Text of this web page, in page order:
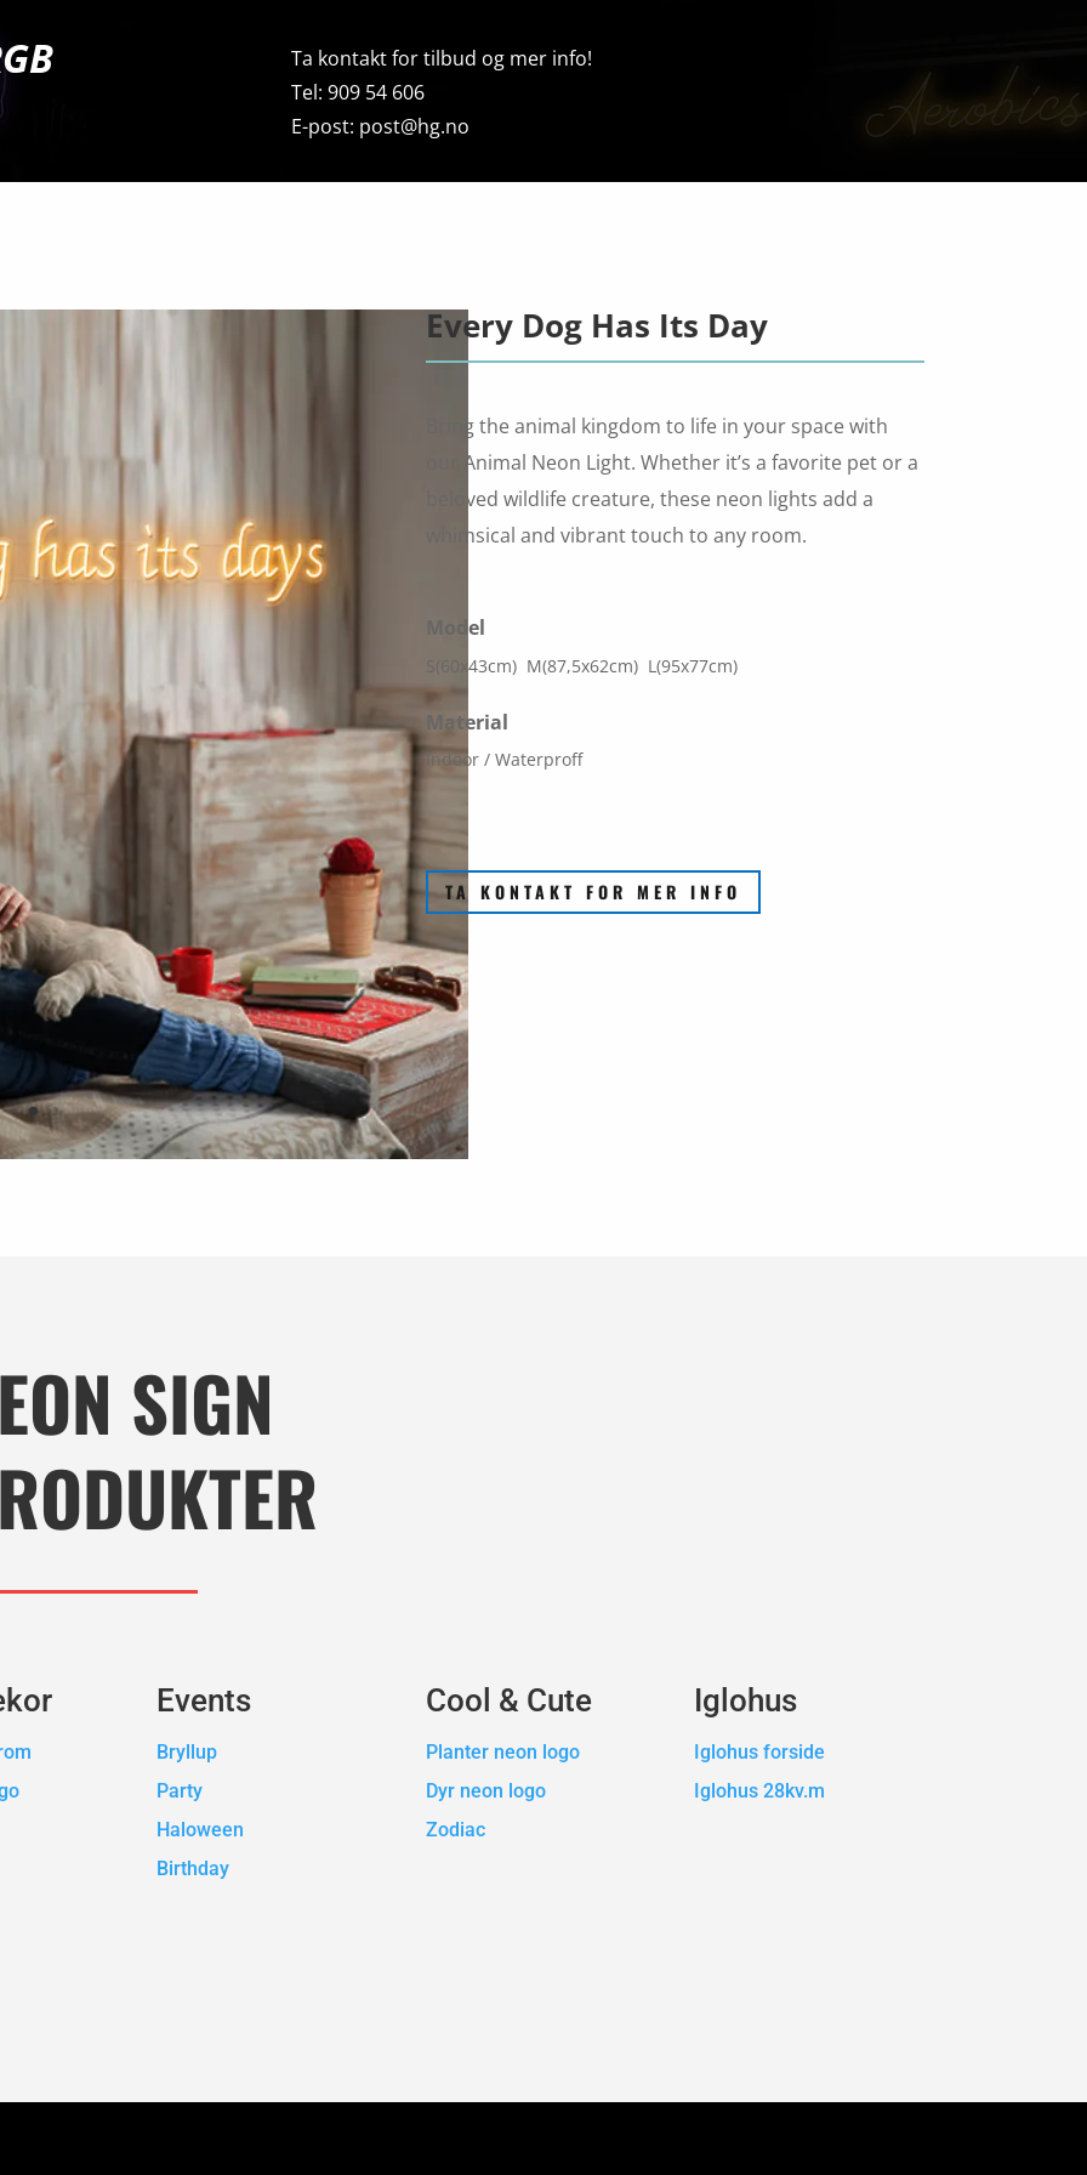
Ta kontakt for tilbud og mer info!
Tel: 909 54 606
E-post: post@hg.no
Every Dog Has Its Day
Bring the animal kingdom to life in your space with
our Animal Neon Light. Whether it’s a favorite pet or a
beloved wildlife creature, these neon lights add a
whimsical and vibrant touch to any room.
Model
S(60x43cm) M(87,5x62cm) L(95x77cm)
Material
Indoor / Waterproff
TA KONTAKT FOR MER INFO
SIGN
Events
Bryllup
Party
Haloween
Birthday
Cool & Cute
Planter neon logo
Dyr neon logo
Zodiac
Iglohus
Iglohus forside
Iglohus 28kv.m